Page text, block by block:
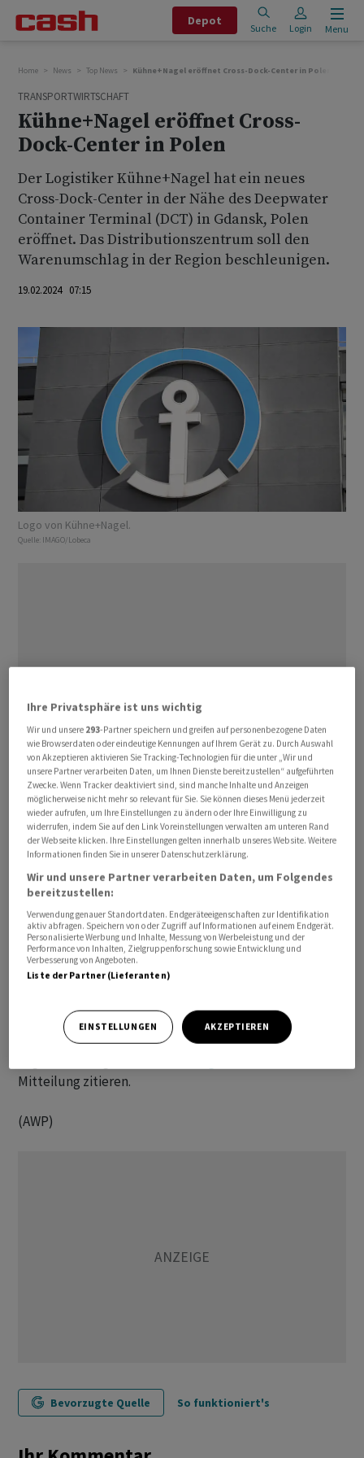
Depot
Suche Login Menu
Home News Top News Kühne+Nagel eröffnet Cross-Dock-Center in Polen
TRANSPORTWIRTSCHAFT
Kühne+Nagel eröffnet Cross-
Dock-Center in Polen
Der Logistiker Kühne+Nagel hat ein neues
Cross-Dock-Center in der Nähe des Deepwater
Container Terminal (DCT) in Gdansk, Polen
eröffnet. Das Distributionszentrum soll den
Warenumschlag in der Region beschleunigen.
19.02.2024 07:15
Logo von Kühne+Nagel.
Quelle: IMAGO/Lobeca
Die Anlage verfüge über eine Fläche von über 3300
Quadratmetern und Büroflächen von weiteren 200
Quadratmetern, teilte der Logistiker am Montag mit.
Über das Cross-Dock werden Waren weiterverteilt, die
Polen auf den Dienstrouten vonKühne+Nagel
erreichen.
«Der neue Standort stärkt das Logistikpotenzial in der
Ländern der Welt und die Expansion unserer Kunden in
neue Auslandsmärkte», liess sich Jacek Liszewski,
Mitteilung zitieren.
(AWP)
Bevorzugte Quelle So funktioniert's
Ihre Privatsphäre ist uns wichtig
Wir und unsere 293-Partner speichern und greifen auf personenbezogene Daten
wie Browserdaten oder eindeutige Kennungen auf Ihrem Gerät zu. Durch Auswahl
von Akzeptieren aktivieren Sie Tracking-Technologien für die unter „Wir und
unsere Partner verarbeiten Daten, um Ihnen Dienste bereitzustellen“ aufgeführten
Zwecke. Wenn Tracker deaktiviert sind, sind manche Inhalte und Anzeigen
möglicherweise nicht mehr so relevant für Sie. Sie können dieses Menü jederzeit
wieder aufrufen, um Ihre Einstellungen zu ändern oder Ihre Einwilligung zu
widerrufen, indem Sie auf den Link Voreinstellungen verwalten am unteren Rand
der Webseite klicken. Ihre Einstellungen gelten innerhalb unseres Website. Weitere
Informationen finden Sie in unserer Datenschutzerklärung.
Wir und unsere Partner verarbeiten Daten, um Folgendes
bereitzustellen:
Verwendung genauer Standortdaten. Endgeräteeigenschaften zur Identifikation
aktiv abfragen. Speichern von oder Zugriff auf Informationen auf einem Endgerät.
Personalisierte Werbung und Inhalte, Messung von Werbeleistung und der
Performance von Inhalten, Zielgruppenforschung sowie Entwicklung und
Verbesserung von Angeboten.
Liste der Partner (Lieferanten)
EINSTELLUNGEN AKZEPTIEREN